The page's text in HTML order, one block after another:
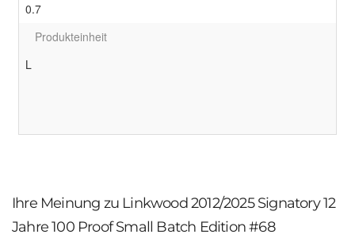
0.7
Produkteinheit
L
Ihre Meinung zu Linkwood 2012/2025 Signatory 12
Jahre 100 Proof Small Batch Edition #68